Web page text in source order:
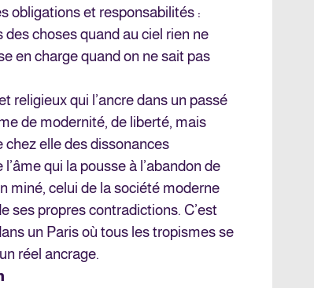
obligations et responsabilités :
choses quand au ciel rien ne
en charge quand on ne sait pas
religieux qui l’ancre dans un passé
de modernité, de liberté, mais
elle des dissonances
qui la pousse à l’abandon de
miné, celui de la société moderne
ses propres contradictions. C’est
un Paris où tous les tropismes se
réel ancrage.